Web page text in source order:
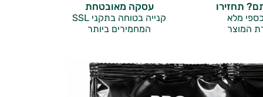
תחזירו
מלא
המוצר
עסקה מאובטחת
קנייה בטוחה בתקני SSL
המחמירים ביותר